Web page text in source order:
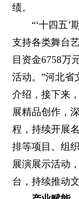
绩。
“‘十四五’
支持各类舞台
目资金6758万
活动。”河北省
介绍，接下来
展精品创作，
程，持续开展
排等项目。组
展演展示活动
台，持续推动